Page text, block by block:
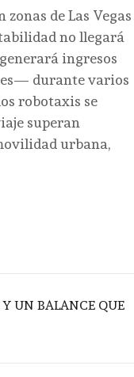
de Las Vegas
no llegará
ingresos
durante varios
robotaxis se
superan
urbana,
Y UN BALANCE QUE